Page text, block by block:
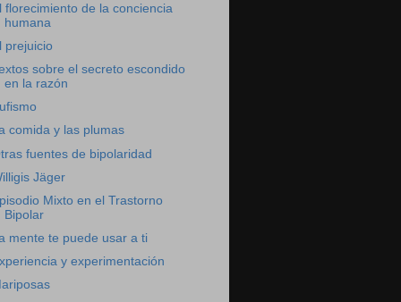
florecimiento de la conciencia
humana
prejuicio
sobre el secreto escondido
en la razón
comida y las plumas
fuentes de bipolaridad
Jäger
Mixto en el Trastorno
Bipolar
mente te puede usar a ti
y experimentación